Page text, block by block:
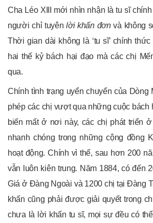
Cha Léo XIII mới nhìn nhận là tu sĩ
người chỉ tuyênlời khấn đơnvà không
Thời gian dài không là ‘tu sĩ’ chính
hai thế kỷ bách hại đạo mà các chị
qua.
Chính tình trạng uyển chuyển của Dòng
phép các chị vượt qua những cuộc bách
biến mất ở nơi này, các chị phát triển
nhanh chóng trong những cộng đồng
hoạt động. Chính vì thế, sau hơn 200
vẫn luôn kiên trung. Năm 1884, có đến
Giá ở Đàng Ngoài và 1200 chị tại Đàng
khấn cũng phải được giải quyết trong
chưa là lời khấn tu sĩ, mọi sự đều có